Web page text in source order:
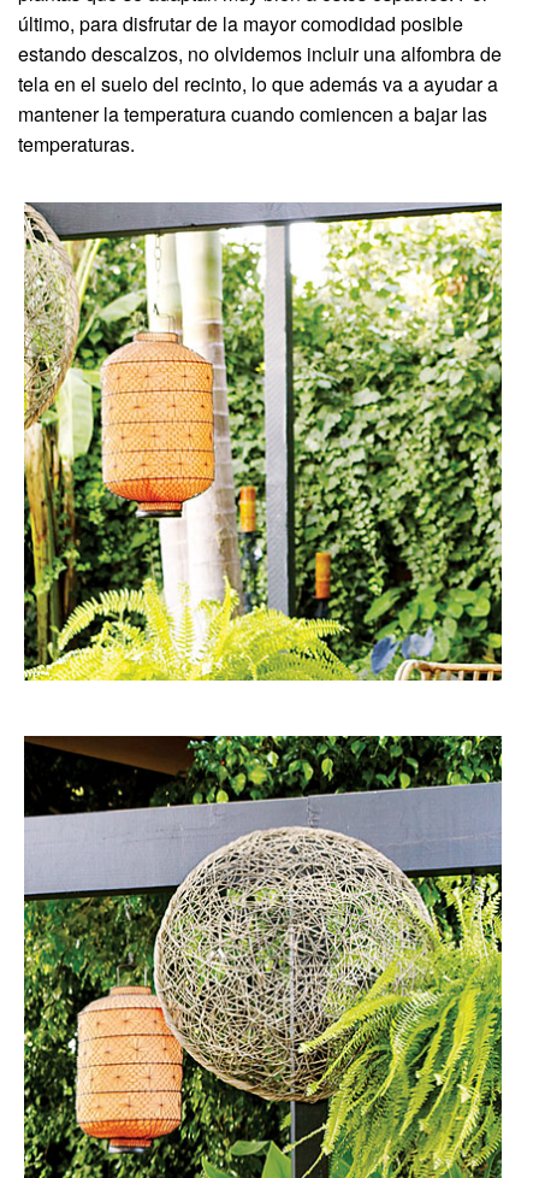
último, para disfrutar de la mayor comodidad posible
estando descalzos, no olvidemos incluir una alfombra de
tela en el suelo del recinto, lo que además va a ayudar a
mantener la temperatura cuando comiencen a bajar las
temperaturas.